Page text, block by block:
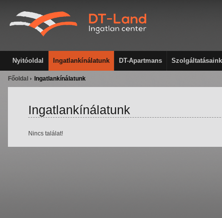
Nyitóoldal Ingatlankínálatunk DT-Apartmans Szolgáltatásaink
Főoldal Ingatlankínálatunk
Ingatlankínálatunk
Nincs találat!